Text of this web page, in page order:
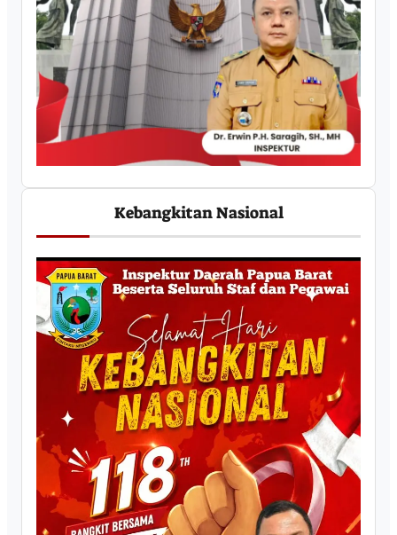
Kebangkitan Nasional